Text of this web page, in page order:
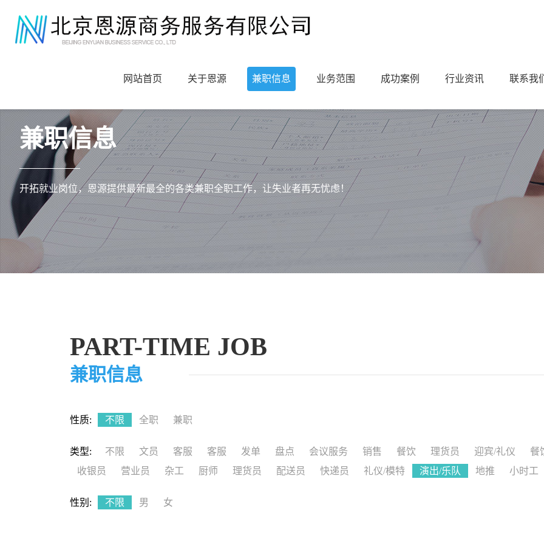
网站首页 关于恩源 兼职信息 业务范围 成功案例 行业资讯 联系我
兼职信息
开拓就业岗位，恩源提供最新最全的各类兼职全职工作，让失业者再无忧虑！
PART-TIME JOB
兼职信息
性质: 不限 全职 兼职
类型: 不限 文员 客服 客服 发单 盘点 会议服务 销售 餐饮 理货员 迎宾/礼仪
餐
收银员
营业员 杂工 厨师 理货员 配送员 快递员 礼仪/模特 演出/乐队 地推 小时工
性别: 不限 男 女